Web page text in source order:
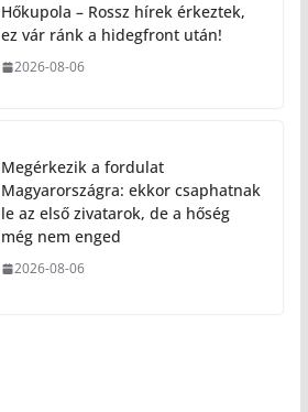
Hőkupola – Rossz hírek érkeztek,
ez vár ránk a hidegfront után!
2026-08-06
Megérkezik a fordulat
Magyarországra: ekkor csaphatnak
le az első zivatarok, de a hőség
még nem enged
2026-08-06